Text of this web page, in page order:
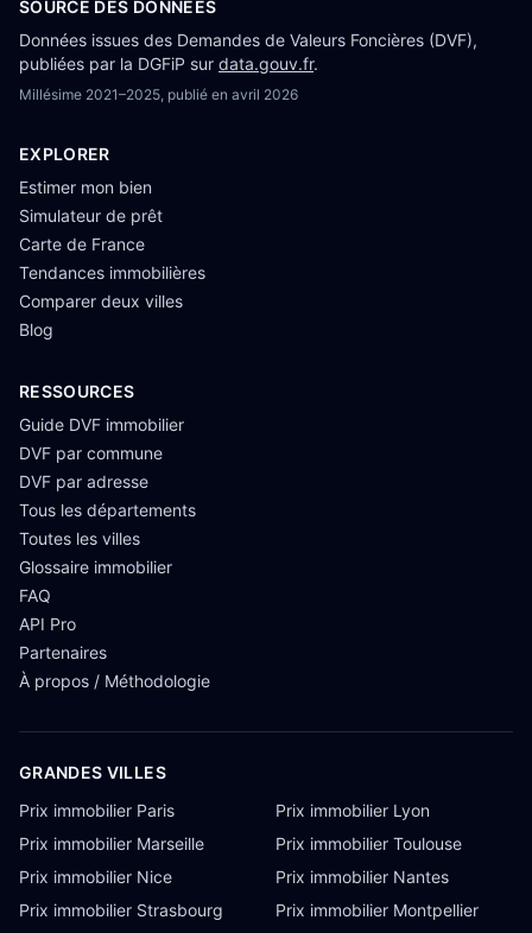
SOURCE DES DONNÉES
Données issues des Demandes de Valeurs Foncières (DVF),
publiées par la DGFiP sur data.gouv.fr.
Millésime 2021–2025, publié en avril 2026
EXPLORER
Estimer mon bien
Simulateur de prêt
Carte de France
Tendances immobilières
Comparer deux villes
Blog
RESSOURCES
Guide DVF immobilier
DVF par commune
DVF par adresse
Tous les départements
Toutes les villes
Glossaire immobilier
FAQ
API Pro
Partenaires
À propos / Méthodologie
GRANDES VILLES
Prix immobilier Paris
Prix immobilier Lyon
Prix immobilier Marseille
Prix immobilier Toulouse
Prix immobilier Nice
Prix immobilier Nantes
Prix immobilier Strasbourg
Prix immobilier Montpellier